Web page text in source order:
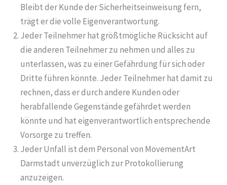
Bleibt der Kunde der Sicherheitseinweisung fern,
trägt er die volle Eigenverantwortung.
Jeder Teilnehmer hat größtmögliche Rücksicht auf
die anderen Teilnehmer zu nehmen und alles zu
unterlassen, was zu einer Gefährdung für sich oder
Dritte führen könnte. Jeder Teilnehmer hat damit zu
rechnen, dass er durch andere Kunden oder
herabfallende Gegenstände gefährdet werden
könnte und hat eigenverantwortlich entsprechende
Vorsorge zu treffen.
Jeder Unfall ist dem Personal von MovementArt
Darmstadt unverzüglich zur Protokollierung
anzuzeigen.